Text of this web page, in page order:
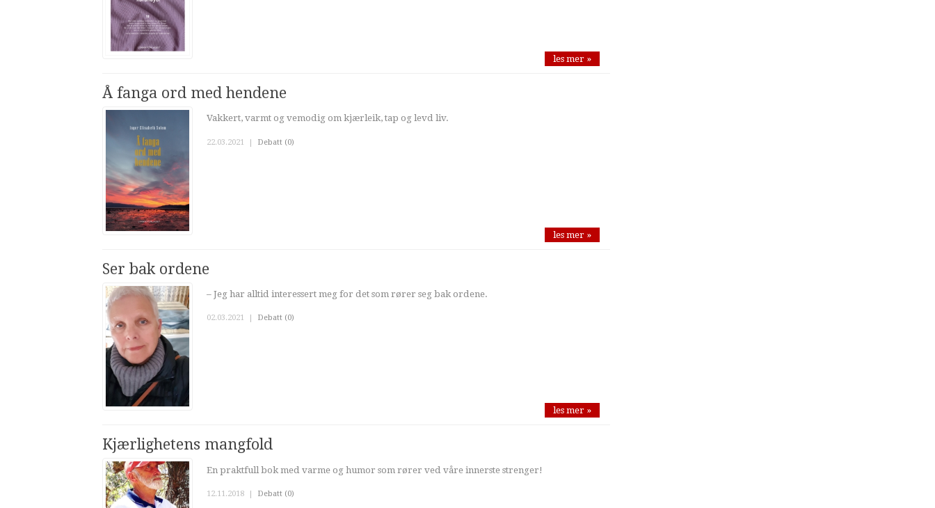
les mer »
Å fanga ord med hendene
Vakkert, varmt og vemodig om kjærleik, tap og levd liv.
22.03.2021 | Debatt (0)
les mer »
Ser bak ordene
– Jeg har alltid interessert meg for det som rører seg bak ordene.
02.03.2021 Debatt (0)
les mer »
Kjærlighetens mangfold
En praktfull bok med varme og humor som rører ved våre innerste strenger!
12.11.2018 | Debatt (0)